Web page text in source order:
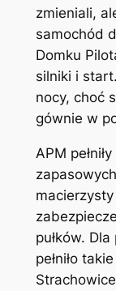
zmieniali,
samochód
Domku
silniki i
nocy, choć
gównie w
APM
pułków.
pełniło